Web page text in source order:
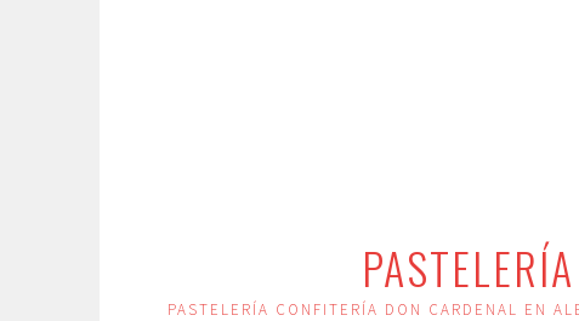
PASTELERÍA CONFITERÍA DON CARDENAL EN